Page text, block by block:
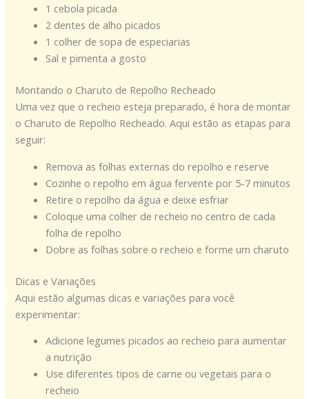
1 cebola picada
2 dentes de alho picados
1 colher de sopa de especiarias
Sal e pimenta a gosto
Montando o Charuto de Repolho Recheado
Uma vez que o recheio esteja preparado, é hora de montar
o Charuto de Repolho Recheado. Aqui estão as etapas para
seguir:
Remova as folhas externas do repolho e reserve
Cozinhe o repolho em água fervente por 5-7 minutos
Retire o repolho da água e deixe esfriar
Coloque uma colher de recheio no centro de cada
folha de repolho
Dobre as folhas sobre o recheio e forme um charuto
Dicas e Variações
Aqui estão algumas dicas e variações para você
experimentar:
Adicione legumes picados ao recheio para aumentar
a nutrição
Use diferentes tipos de carne ou vegetais para o
recheio